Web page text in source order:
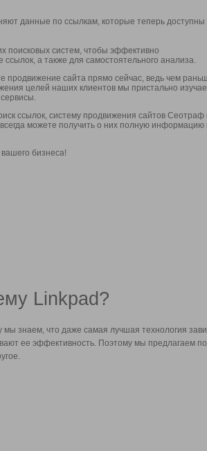
данные по ссылкам, которые теперь доступны
поисковых систем, чтобы эффективно
а также для самостоятельного анализа.
продвижение сайта прямо сейчас, ведь чем
целей наших клиентов мы пристально
ссылок, систему продвижения сайтов Сеотраф
можете получить о них полную информацию
бизнеса!
Linkpad?
мы знаем, что даже самая лучшая технология
ее эффективность. Поэтому мы предлагаем